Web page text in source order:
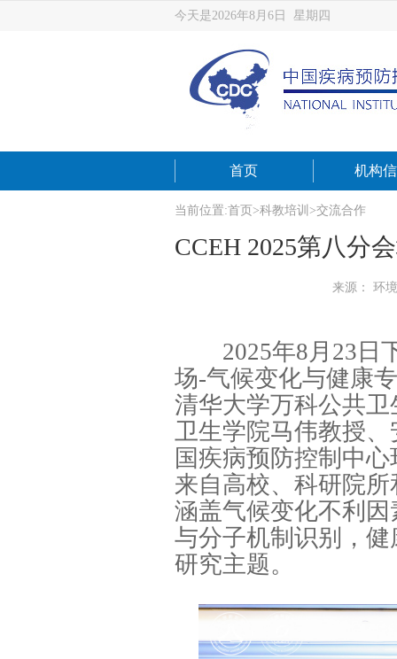
今天是2026年8月6日 星期四
首页 机构
当前位置:首页 >科教培训 >交流合作
CCEH 2025第八分
来源： 环
2025年8月23日下
场-气候变化与健康
清华大学万科公共
卫生学院马伟教授
国疾病预防控制中
来自高校、科研院
涵盖气候变化不利
与分子机制识别，
研究主题。